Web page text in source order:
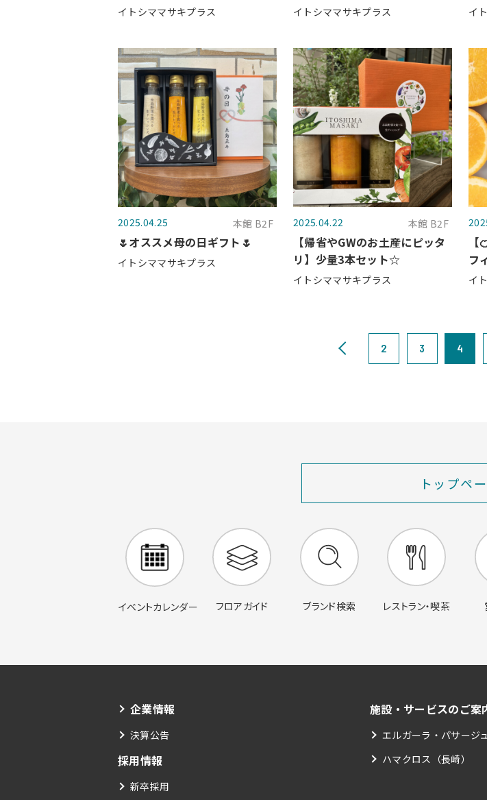
イトシママサキプラス イトシママサキプラス イ
2025.04.25 本館 B2F
🌷オススメ母の日ギフト🌷
イトシママサキプラス
2025.04.22 本館 B2F
【帰省やGWのお土産にピッタ
リ】少量3本セット☆
イトシママサキプラス
フ
イ
2 3 4
トップペ
イベントカレンダー フロアガイド ブランド検索 レストラン・喫茶
企業情報
決算公告
採用情報
新卒採用
施設・サービスのご案
エルガーラ・パサージ
ハマクロス（長崎）